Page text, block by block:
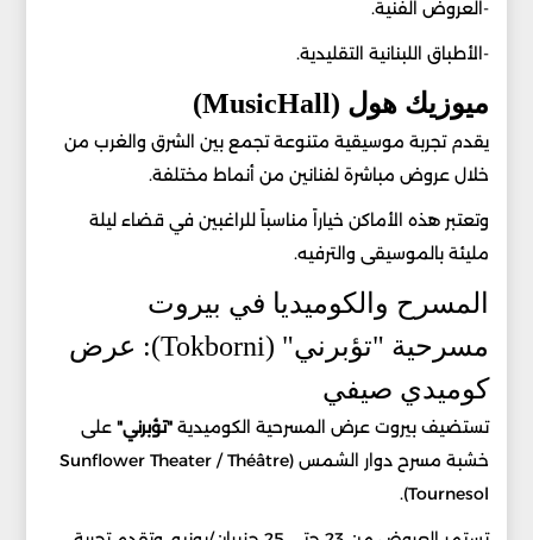
-العروض الفنية.
-الأطباق اللبنانية التقليدية.
ميوزيك هول (MusicHall)
يقدم تجربة موسيقية متنوعة تجمع بين الشرق والغرب من
خلال عروض مباشرة لفنانين من أنماط مختلفة.
وتعتبر هذه الأماكن خياراً مناسباً للراغبين في قضاء ليلة
مليئة بالموسيقى والترفيه.
المسرح والكوميديا في بيروت
مسرحية "تؤبرني" (Tokborni): عرض
كوميدي صيفي
تستضيف بيروت عرض المسرحية الكوميدية"تؤبرني" على
خشبة مسرح دوار الشمس (Sunflower Theater / Théâtre
Tournesol).